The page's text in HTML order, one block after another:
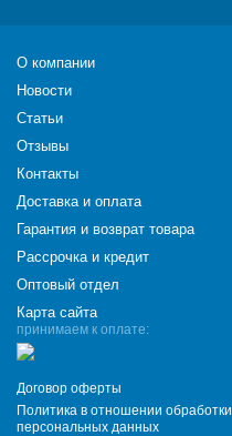
принимаем к оплате:
Договор оферты
Политика в отношении обработки
персональных данных
О компании
Новости
Статьи
Отзывы
Контакты
Доставка и оплата
Гарантия и возврат товара
Рассрочка и кредит
Оптовый отдел
Карта сайта